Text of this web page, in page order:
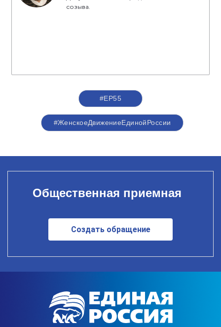
созыва.
#ЕР55
#ЖенскоеДвижениеЕдинойРоссии
Общественная приемная
Создать обращение